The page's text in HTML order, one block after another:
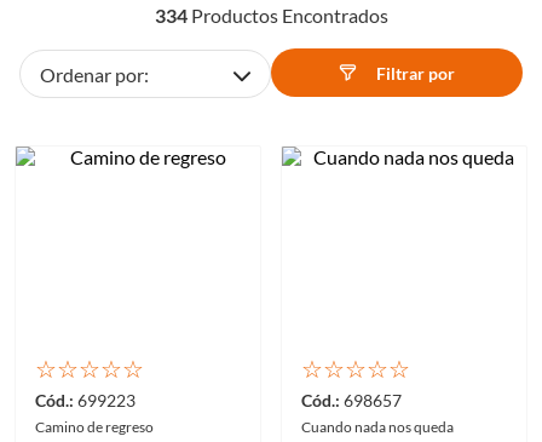
334
Filtrar
☆☆☆☆☆
699223
Camino de regreso
☆☆☆☆☆
698657
Cuando nada nos queda